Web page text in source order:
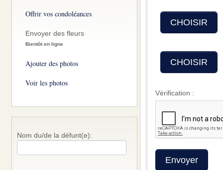
Offrir vos condoléances
Envoyer des fleurs
Bientôt en ligne
Ajouter des photos
Voir les photos
Nom du/de la défunt(e):
CHOISIR
CHOISIR
Vérification :